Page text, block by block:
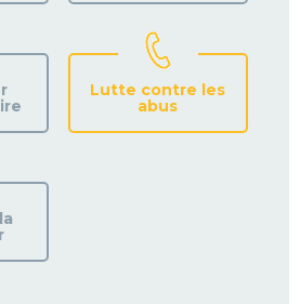
Lutte contre les
abus